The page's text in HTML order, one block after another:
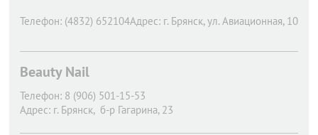
Телефон: (4832) 652104Адрес: г. Брянск, ул. Авиационная, 10
Beauty Nail
Телефон: 8 (906) 501-15-53
Адрес: г. Брянск, б-р Гагарина, 23